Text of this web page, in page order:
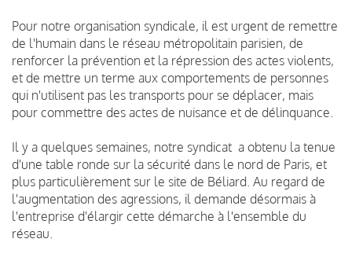
Pour notre organisation syndicale, il est urgent de remettre
de l'humain dans le réseau métropolitain parisien, de
renforcer la prévention et la répression des actes violents,
et de mettre un terme aux comportements de personnes
qui n'utilisent pas les transports pour se déplacer, mais
pour commettre des actes de nuisance et de délinquance.
Il y a quelques semaines, notre syndicat a obtenu la tenue
d'une table ronde sur la sécurité dans le nord de Paris, et
plus particulièrement sur le site de Béliard. Au regard de
l'augmentation des agressions, il demande désormais à
l'entreprise d'élargir cette démarche à l'ensemble du
réseau.